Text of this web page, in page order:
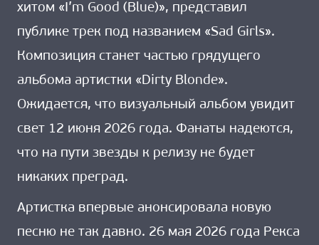
хитом «I’m Good (Blue)», представил
публике трек под названием «Sad Girls».
Композиция станет частью грядущего
альбома артистки «Dirty Blonde».
Ожидается, что визуальный альбом увидит
свет 12 июня 2026 года. Фанаты надеются,
что на пути звезды к релизу не будет
никаких преград.
Артистка впервые анонсировала новую
песню не так давно. 26 мая 2026 года Рекса